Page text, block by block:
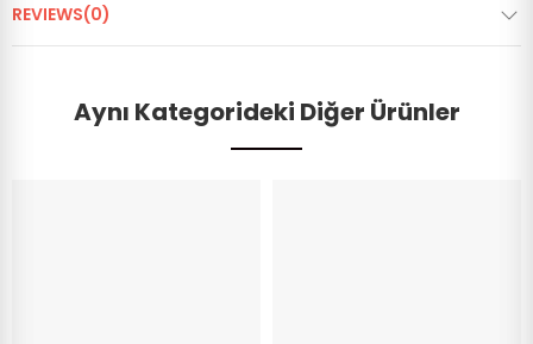
REVIEWS(0)
Aynı Kategorideki Diğer Ürünler